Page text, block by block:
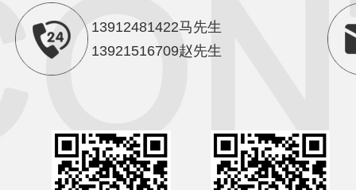
13912481422马先生
13921516709赵先生